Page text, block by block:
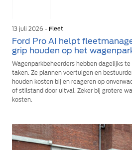
13 juli 2026 - Fleet
Ford Pro AI helpt
grip houden op het
Wagenparkbeheerders hebben dagelijks
taken. Ze plannen voertuigen en
houden kosten bij en reageren op
of stilstand door uitval. Zeker bij grotere
kosten.